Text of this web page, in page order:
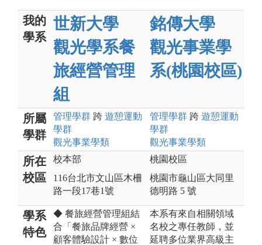
我的
學系
世新大學
觀光學系餐
旅經營管理
組
銘傳大學
觀光事業學
系(桃園校區)
所屬
學群
管理學群 跨 遊憩運動
學群
觀光事業學類
管理學群 跨 遊憩運動
學群
觀光事業學類
所在
校區
校本部
116台北市文山區木柵
路一段17巷1號
桃園校區
桃園市龜山區大同里
德明路 5 號
學系
特色
◆ 餐旅經營管理組結
合「餐旅品牌經營 ×
顧客體驗設計 × 數位
本系有來自相關領域
名校之專任教師，並
延聘多位業界高級主